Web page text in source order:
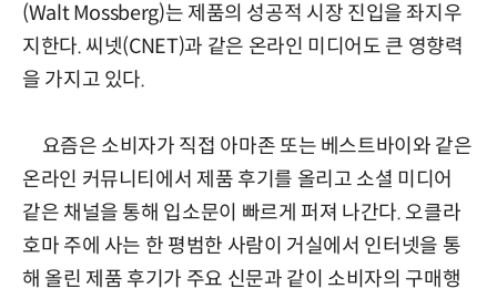
(Walt Mossberg)는 제품의 성공적 시장 진입을 좌지우
지한다. 씨넷(CNET)과 같은 온라인 미디어도 큰 영향력
을 가지고 있다.
요즘은 소비자가 직접 아마존 또는 베스트바이와 같은
온라인 커뮤니티에서 제품 후기를 올리고 소셜 미디어
같은 채널을 통해 입소문이 빠르게 퍼져 나간다. 오클라
호마 주에 사는 한 평범한 사람이 거실에서 인터넷을 통
해 올린 제품 후기가 주요 신문과 같이 소비자의 구매행